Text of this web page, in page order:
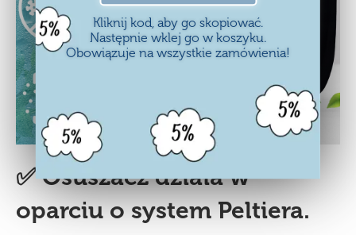
Kliknij kod, aby go skopiować.
Następnie wklej go w koszyku.
Obowiązuje na wszystkie zamówienia!
✅ Osuszacz działa w
oparciu o system Peltiera.